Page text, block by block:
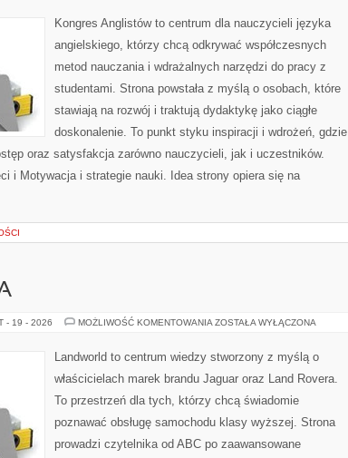
Kongres Anglistów to centrum dla nauczycieli języka
angielskiego, którzy chcą odkrywać współczesnych
metod nauczania i wdrażalnych narzędzi do pracy z
studentami. Strona powstała z myślą o osobach, które
stawiają na rozwój i traktują dydaktykę jako ciągłe
doskonalenie. To punkt styku inspiracji i wdrożeń, gdzie
oraz satysfakcja zarówno nauczycieli, jak i uczestników.
i Motywacja i strategie nauki. Idea strony opiera się na
- 19 - 2026 MOŻLIWOŚĆ KOMENTOWANIA MOTORYZACJA
ZOSTAŁA WYŁĄCZONA
Landworld to centrum wiedzy stworzony z myślą o
właścicielach marek brandu Jaguar oraz Land Rovera.
To przestrzeń dla tych, którzy chcą świadomie
poznawać obsługę samochodu klasy wyższej. Strona
prowadzi czytelnika od ABC po zaawansowane